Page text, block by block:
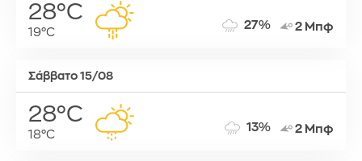
28°C
19°C
27% 2 Μπφ
Σάββατο 15/08
28°C
18°C
13% 2 Μπφ